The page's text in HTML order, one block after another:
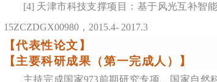
[4] 天津市科技支撑项目：基于风光互补智
15ZCZDGX00980，2015.4- 2017.3
【代表性论文】
【主要科研成果（第一完成人）】
主持完成国家973前期研究专项、国家自